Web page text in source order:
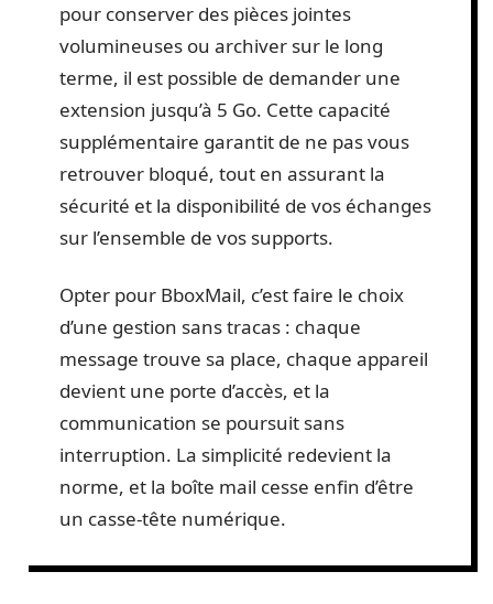
pour conserver des pièces jointes
volumineuses ou archiver sur le long
terme, il est possible de demander une
extension jusqu’à 5 Go. Cette capacité
supplémentaire garantit de ne pas vous
retrouver bloqué, tout en assurant la
sécurité et la disponibilité de vos échanges
sur l’ensemble de vos supports.
Opter pour BboxMail, c’est faire le choix
d’une gestion sans tracas : chaque
message trouve sa place, chaque appareil
devient une porte d’accès, et la
communication se poursuit sans
interruption. La simplicité redevient la
norme, et la boîte mail cesse enfin d’être
un casse-tête numérique.